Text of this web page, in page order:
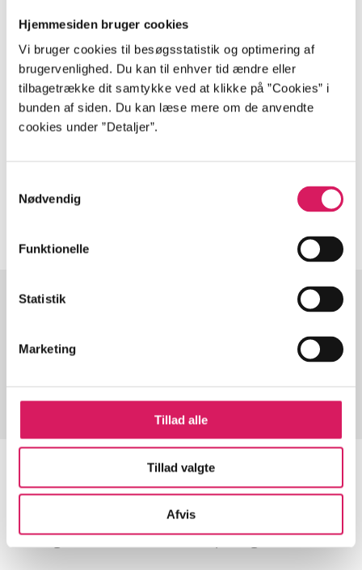
Hjemmesiden bruger cookies
Vi bruger cookies til besøgsstatistik og optimering af
brugervenlighed. Du kan til enhver tid ændre eller
tilbagetrække dit samtykke ved at klikke på ”Cookies” i
bunden af siden. Du kan læse mere om de anvendte
cookies under ”Detaljer”.
Nødvendig
Funktionelle
Statistik
Marketing
Tillad alle
Tillad valgte
Afvis
Tidsskrift
Artiklen er en del af
Artiklerne i
Fra
Alle registrerede artikler fordelt på udgivelser